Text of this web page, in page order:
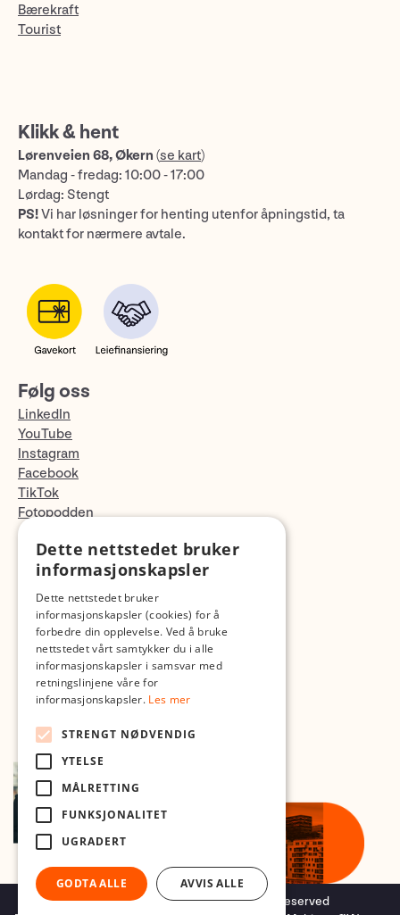
Bærekraft
Tourist
Klikk & hent
Lørenveien 68, Økern (se kart)
Mandag - fredag: 10:00 - 17:00
Lørdag: Stengt
PS!Vi har løsninger for henting utenfor åpningstid, ta
kontakt for nærmere avtale.
Følg oss
LinkedIn
YouTube
Instagram
Facebook
TikTok
Fotopodden
Med forbehold om skrive- og lagerfeil
Copyright © 2026 Foto.no - All rights reserved
Dette nettstedet bruker
informasjonskapsler
Dette nettstedet bruker
informasjonskapsler (cookies) for å
forbedre din opplevelse. Ved å bruke
nettstedet vårt samtykker du i alle
informasjonskapsler i samsvar med
retningslinjene våre for
informasjonskapsler. Les mer
STRENGT NØDVENDIG
YTELSE
MÅLRETTING
FUNKSJONALITET
UGRADERT
GODTA ALLE AVVIS ALLE